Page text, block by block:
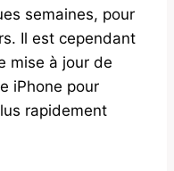
semaines, pour
Il est cependant
mise à jour de
iPhone pour
rapidement